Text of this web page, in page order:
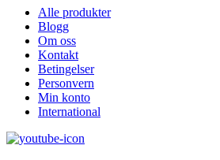
Alle produkter
Blogg
Om oss
Kontakt
Betingelser
Personvern
Min konto
International